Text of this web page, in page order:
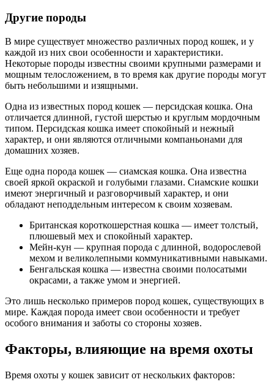
Другие породы
В мире существует множество различных пород кошек, и у
каждой из них свои особенности и характеристики.
Некоторые породы известны своими крупными размерами и
мощным телосложением, в то время как другие породы могут
быть небольшими и изящными.
Одна из известных пород кошек — персидская кошка. Она
отличается длинной, густой шерстью и круглым мордочным
типом. Персидская кошка имеет спокойный и нежный
характер, и они являются отличными компаньонами для
домашних хозяев.
Еще одна порода кошек — сиамская кошка. Она известна
своей яркой окраской и голубыми глазами. Сиамские кошки
имеют энергичный и разговорчивый характер, и они
обладают неподдельным интересом к своим хозяевам.
Британская короткошерстная кошка — имеет толстый,
плюшевый мех и спокойный характер.
Мейн-кун — крупная порода с длинной, водорослевой
мехом и великолепными коммуникативными навыками.
Бенгальская кошка — известна своими полосатыми
окрасами, а также умом и энергией.
Это лишь несколько примеров пород кошек, существующих в
мире. Каждая порода имеет свои особенности и требует
особого внимания и заботы со стороны хозяев.
Факторы, влияющие на время охоты
Время охоты у кошек зависит от нескольких факторов: